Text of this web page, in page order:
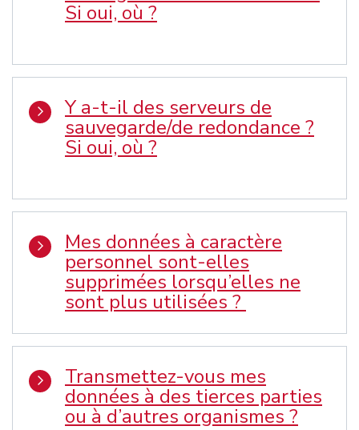
Si oui, où ?
Y a-t-il des serveurs de
sauvegarde/de redondance ?
Si oui, où ?
Mes données à caractère
personnel sont-elles
supprimées lorsqu’elles ne
sont plus utilisées ?
Transmettez-vous mes
données à des tierces parties
ou à d’autres organismes ?